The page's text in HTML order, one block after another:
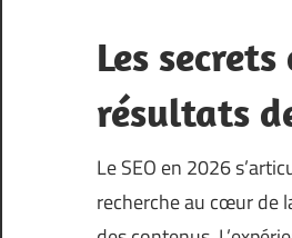
Les
résultats
Le SEO en 2026
recherche au cœur de